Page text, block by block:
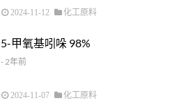
2024-11-12 化工原料
5-甲氧基吲哚 98%
- 2年前
2024-11-07 化工原料